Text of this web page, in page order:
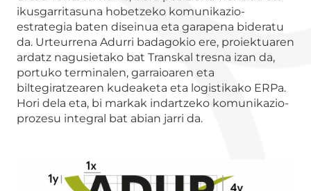
ikusgarritasuna hobetzeko komunikazio-
estrategia baten diseinua eta garapena bideratu
da. Urteurrena Adurri badagokio ere, proiektuaren
ardatz nagusietako bat Transkal tresna izan da,
portuko terminalen, garraioaren eta
biltegiratzearen kudeaketa eta logistikako ERPa.
Hori dela eta, bi markak indartzeko komunikazio-
prozesu integral bat abian jarri da.